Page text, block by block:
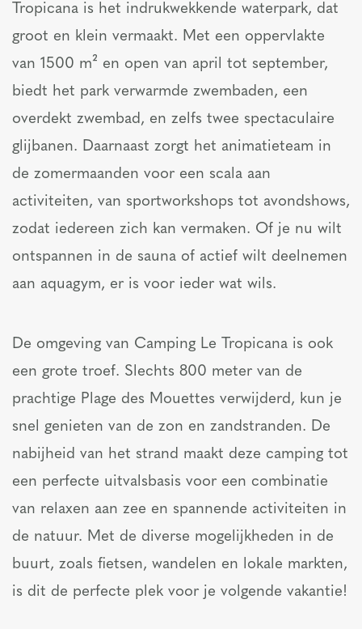
Tropicana is het indrukwekkende waterpark, dat
groot en klein vermaakt. Met een oppervlakte
van 1500 m² en open van april tot september,
biedt het park verwarmde zwembaden, een
overdekt zwembad, en zelfs twee spectaculaire
glijbanen. Daarnaast zorgt het animatieteam in
de zomermaanden voor een scala aan
activiteiten, van sportworkshops tot avondshows,
zodat iedereen zich kan vermaken. Of je nu wilt
ontspannen in de sauna of actief wilt deelnemen
aan aquagym, er is voor ieder wat wils.
De omgeving van Camping Le Tropicana is ook
een grote troef. Slechts 800 meter van de
prachtige Plage des Mouettes verwijderd, kun je
snel genieten van de zon en zandstranden. De
nabijheid van het strand maakt deze camping tot
een perfecte uitvalsbasis voor een combinatie
van relaxen aan zee en spannende activiteiten in
de natuur. Met de diverse mogelijkheden in de
buurt, zoals fietsen, wandelen en lokale markten,
is dit de perfecte plek voor je volgende vakantie!